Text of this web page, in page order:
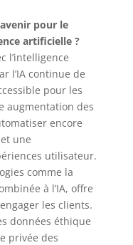
pour le
artificielle ?
l’intelligence
l’IA continue de
pour les
augmentation des
encore
une
utilisateur.
comme la
à l’IA, offre
les clients.
données éthique
privée des